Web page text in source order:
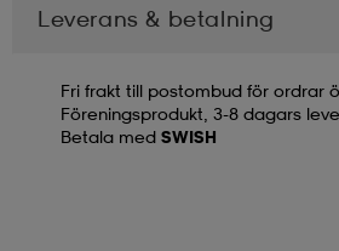
Leverans & betalning
Fri frakt till postombud för ordrar
Föreningsprodukt, 3-8 dagars
Betala med SWISH